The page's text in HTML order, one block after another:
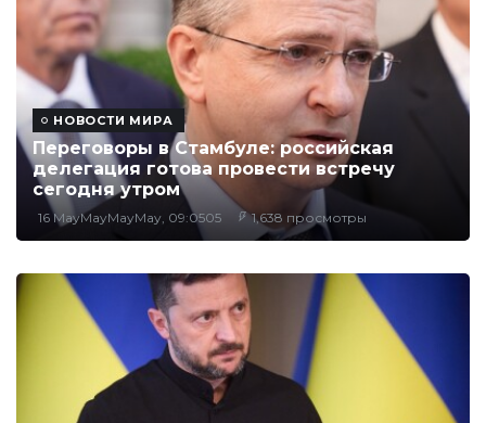
НОВОСТИ МИРА
Переговоры в Стамбуле: российская
делегация готова провести встречу
сегодня утром
16 MayMayMayMay, 09:0505 1,638 просмотры